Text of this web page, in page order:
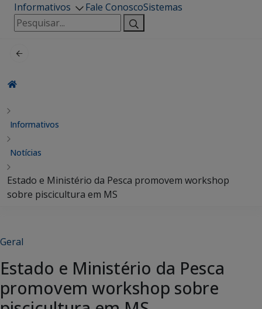
Informativos
Fale ConoscoSistemas
Pesquisar
por:
Informativos
Notícias
Estado e Ministério da Pesca promovem workshop
sobre piscicultura em MS
Geral
Estado e Ministério da Pesca
promovem workshop sobre